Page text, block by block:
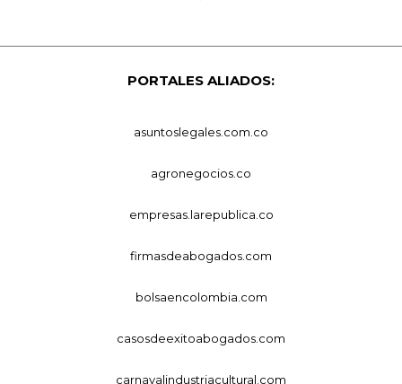
PORTALES ALIADOS:
asuntoslegales.com.co
agronegocios.co
empresas.larepublica.co
firmasdeabogados.com
bolsaencolombia.com
casosdeexitoabogados.com
carnavalindustriacultural.com